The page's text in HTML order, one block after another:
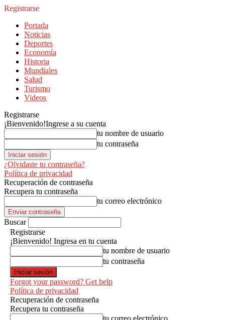
Registrarse
Portada
Noticias
Deportes
Economía
Historia
Mundiales
Salud
Turismo
Videos
Registrarse
¡Bienvenido!Ingrese a su cuenta
tu nombre de usuario
tu contraseña
¿Olvidaste tu contraseña?
Política de privacidad
Recuperación de contraseña
Recupera tu contraseña
tu correo electrónico
Buscar
Registrarse
¡Bienvenido! Ingresa en tu cuenta
tu nombre de usuario
tu contraseña
Forgot your password? Get help
Política de privacidad
Recuperación de contraseña
Recupera tu contraseña
tu correo electrónico